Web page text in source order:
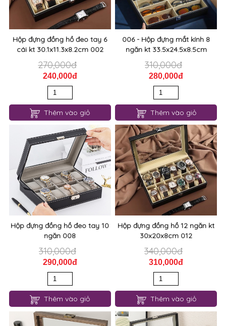
Hộp đựng đồng hồ đeo tay 6
cái kt 30.1x11.3x8.2cm 002
270,000đ
240,000đ
Thêm vào giỏ
006 - Hộp đựng mắt kính 8
ngăn kt 33.5x24.5x8.5cm
310,000đ
280,000đ
Thêm vào giỏ
Hộp đựng đồng hồ đeo tay 10
ngăn 008
310,000đ
290,000đ
Thêm vào giỏ
Hộp đựng đồng hồ 12 ngăn kt
30x20x8cm 012
340,000đ
310,000đ
Thêm vào giỏ